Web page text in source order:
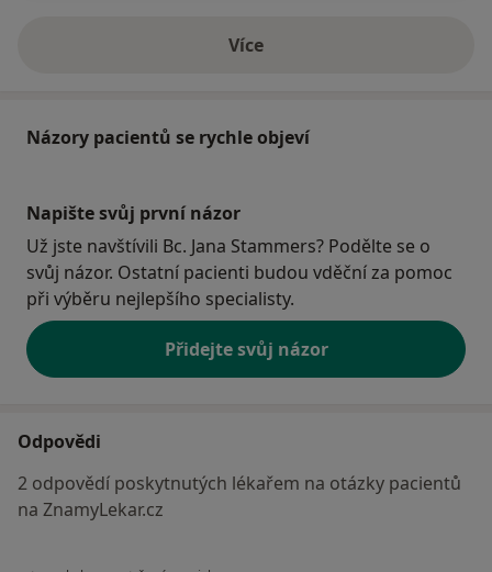
Víceo adrese
Názory pacientů se rychle objeví
Napište svůj první názor
Už jste navštívili Bc. Jana Stammers? Podělte se o
svůj názor. Ostatní pacienti budou vděční za pomoc
při výběru nejlepšího specialisty.
Přidejte svůj názor
Odpovědi
2 odpovědí poskytnutých lékařem na otázky pacientů
na ZnamyLekar.cz